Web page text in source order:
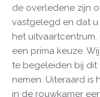
de overledene zijn
vastgelegd en dat
het
een prima keuze.
te begeleiden bij dit
nemen. Uiteraard is
in de rouwkamer